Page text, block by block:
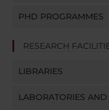
PHD PROGRAMMES
RESEARCH
LIBRARIES
LABORATORIES AND